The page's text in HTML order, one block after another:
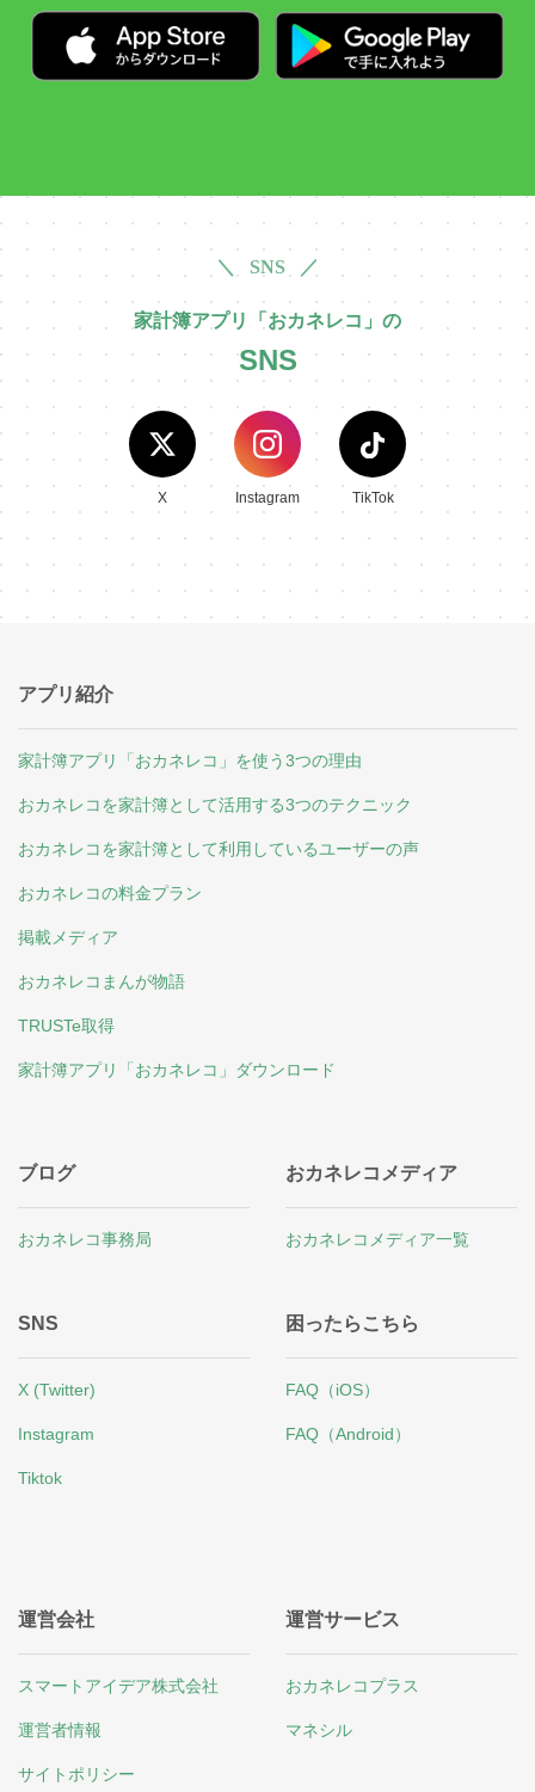
＼ SNS ／
家計簿アプリ「おカネレコ」の
SNS
X Instagram TikTok
アプリ紹介
家計簿アプリ「おカネレコ」を使う3つの理由
おカネレコを家計簿として活用する3つのテクニック
おカネレコを家計簿として利用しているユーザーの声
おカネレコの料金プラン
掲載メディア
おカネレコまんが物語
TRUSTe取得
家計簿アプリ「おカネレコ」ダウンロード
ブログ
おカネレコ事務局
おカネレコメディア
おカネレコメディア一覧
SNS
X (Twitter)
Instagram
Tiktok
困ったらこちら
FAQ（iOS）
FAQ（Android）
運営会社
スマートアイデア株式会社
運営者情報
サイトポリシー
運営サービス
おカネレコプラス
マネシル